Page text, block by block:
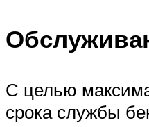
С целью
срока службы